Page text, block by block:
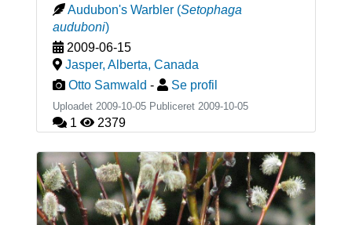
Audubon's Warbler (Setophaga
auduboni)
2009-06-15
Jasper, Alberta, Canada
Otto Samwald - Se profil
Uploadet 2009-10-05 Publiceret 2009-10-05
1 2379